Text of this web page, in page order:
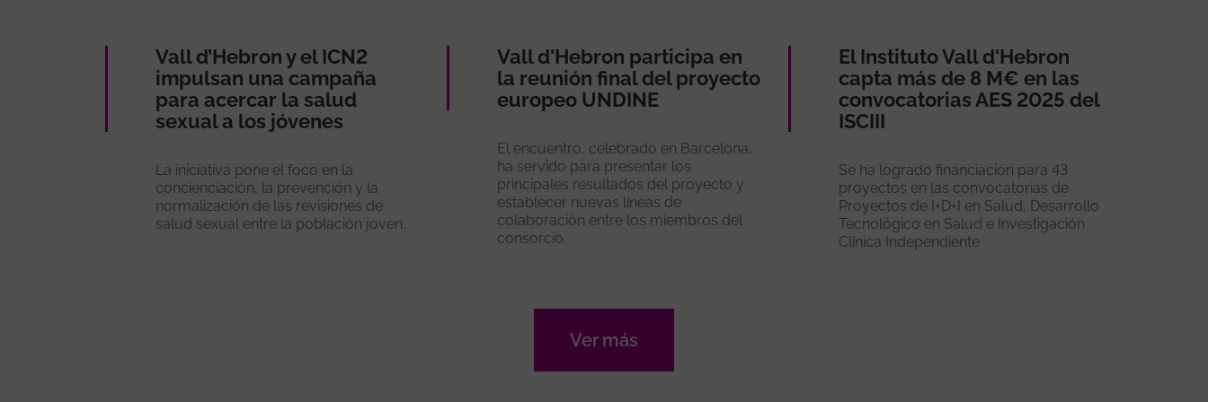
Vall d’Hebron y el ICN2
impulsan una campaña
para acercar la salud
sexual a los jóvenes
La iniciativa pone el foco en la
concienciación, la prevención y la
normalización de las revisiones de
salud sexual entre la población joven.
Vall d'Hebron participa en
la reunión final del proyecto
europeo UNDINE
El encuentro, celebrado en Barcelona,
ha servido para presentar los
principales resultados del proyecto y
establecer nuevas líneas de
colaboración entre los miembros del
consorcio.
El Instituto Vall d'Hebron
capta más de 8 M€ en las
convocatorias AES 2025 del
ISCIII
Se ha logrado financiación para 43
proyectos en las convocatorias de
Proyectos de I+D+I en Salud, Desarrollo
Tecnológico en Salud e Investigación
Clínica Independiente
Ver más